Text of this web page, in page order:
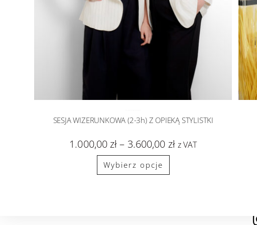
SESJA WIZERUNKOWA (2-3h) Z OPIEKĄ STYLISTKI
1.000,00zł – 3.600,00 zł z VAT
Wybierz opcje